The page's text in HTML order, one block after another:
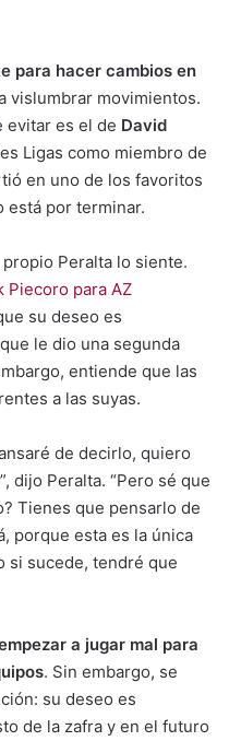
para hacer cambios en
vislumbrar movimientos.
evitar es el de David
Ligas como miembro de
en uno de los favoritos
está por terminar.
Peralta lo siente.
Piecoro para AZ
su deseo es
le dio una segunda
entiende que las
a las suyas.
de decirlo, quiero
dijo Peralta. “Pero sé que
Tienes que pensarlo de
porque esta es la única
si sucede, tendré que
a jugar mal para
. Sin embargo, se
su deseo es
de la zafra y en el futuro